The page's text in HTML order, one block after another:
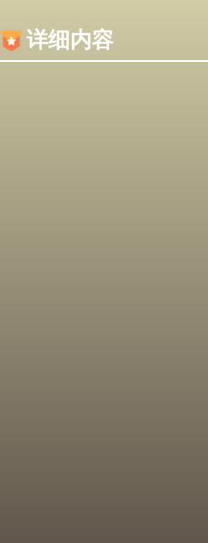
详细内容